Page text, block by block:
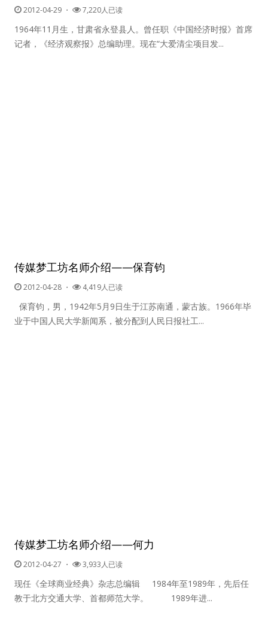
2012-04-29 ・ 7,220人已读
1964年11月生，甘肃省永登县人。曾任职《中国经济时报》首席
记者，《经济观察报》总编助理。现在“大爱清尘项目发...
传媒梦工坊名师介绍——保育钧
2012-04-28 ・ 4,419人已读
保育钧，男，1942年5月9日生于江苏南通，蒙古族。1966年毕
业于中国人民大学新闻系，被分配到人民日报社工...
传媒梦工坊名师介绍——何力
2012-04-27 ・ 3,933人已读
现任《全球商业经典》杂志总编辑 1984年至1989年，先后任
教于北方交通大学、首都师范大学。 1989年进...